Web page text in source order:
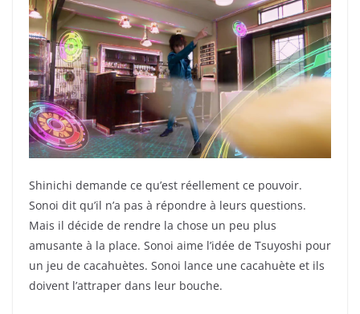
Shinichi demande ce qu’est réellement ce pouvoir.
Sonoi dit qu’il n’a pas à répondre à leurs questions.
Mais il décide de rendre la chose un peu plus
amusante à la place. Sonoi aime l’idée de Tsuyoshi pour
un jeu de cacahuètes. Sonoi lance une cacahuète et ils
doivent l’attraper dans leur bouche.